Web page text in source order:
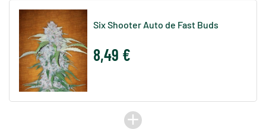
Six Shooter Auto de Fast Buds
8,49 €
add